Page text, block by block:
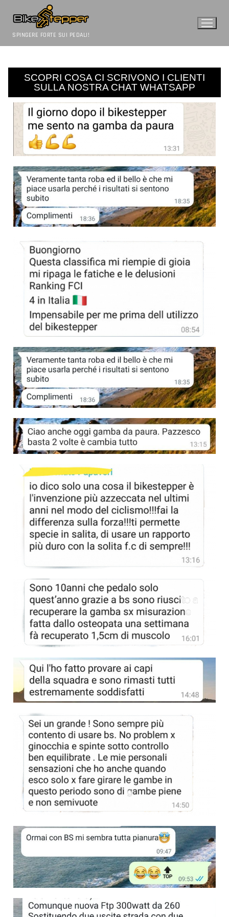
SPINGERE FORTE SUI PEDALI!
SCOPRI COSA CI SCRIVONO I CLIENTI
SULLA NOSTRA CHAT WHATSAPP